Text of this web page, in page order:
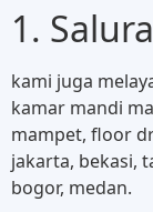
1.
kami juga
kamar mandi
mampet, floor
jakarta, bekasi,
bogor, medan.